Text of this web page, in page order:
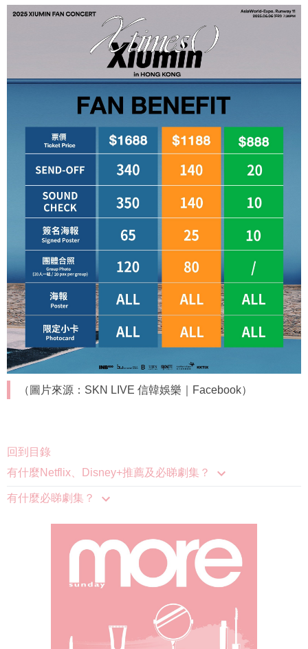
（圖片來源：SKN LIVE 信韓娛樂｜Facebook）
回到目錄
有什麼Netflix、Disney+推薦及必睇劇集？
有什麼必睇劇集？